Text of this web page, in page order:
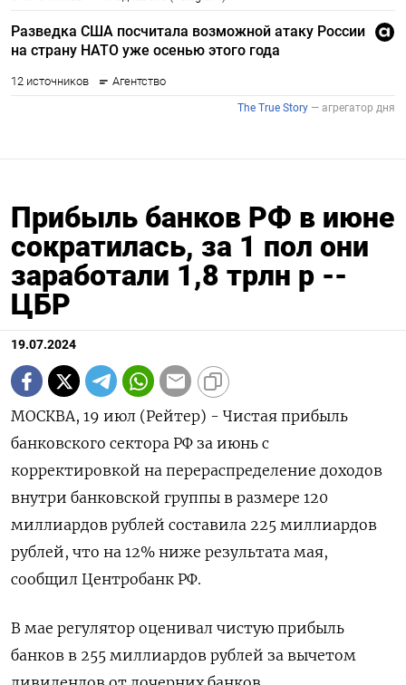
Прибыль банков РФ в июне
сократилась, за 1 пол они
заработали 1,8 трлн р --
ЦБР
19.07.2024
МОСКВА, 19 июл (Рейтер) - Чистая прибыль
банковского сектора РФ за июнь с
корректировкой на перераспределение доходов
внутри банковской группы в размере 120
миллиардов рублей составила 225 миллиардов
рублей, что на 12% ниже результата мая,
сообщил Центробанк РФ.
В мае регулятор оценивал чистую прибыль
банков в 255 миллиардов рублей за вычетом